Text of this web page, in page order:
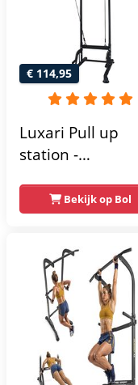
€ 114,95
Luxari Pull up
station -
- Dip Station - Pull
Up Bar -
Krachtstation -
Power Rack -
Verstelbaar -
Krachttraining
Bekijk op Bol